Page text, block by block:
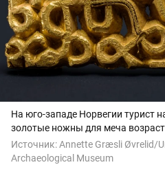
На юго-западе Норвегии турист
золотые ножны для меча
Источник:Annette Græsli Øvrelid/
Archaeological Museum